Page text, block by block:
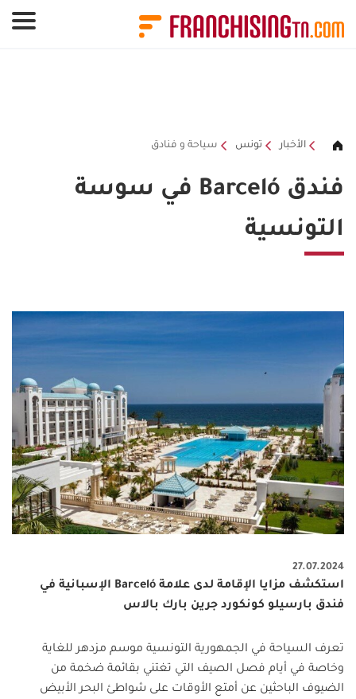
الأخبار تونس سياحة و فنادق
فندق Barceló في سوسة
التونسية
27.07.2024
استكشف مزايا الإقامة لدى علامة Barceló الإسبانية في
فندق بارسيلو كونكورد جرين بارك بالاس
تعرف السياحة في الجمهورية التونسية موسم مزدهر للغاية
وخاصة في أيام فصل الصيف التي تغتني بقائمة ضخمة من
الضيوف الباحثين عن أمتع الأوقات على شواطئ البحر الأبيض
لوحة إدارة ملفات تعريف الارتباط